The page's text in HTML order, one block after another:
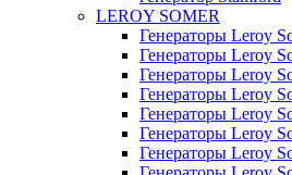
LEROY SOMER
Генераторы Leroy
Генераторы Leroy
Генераторы Leroy
Генераторы Leroy
Генераторы Leroy
Генераторы Leroy
Генераторы Leroy